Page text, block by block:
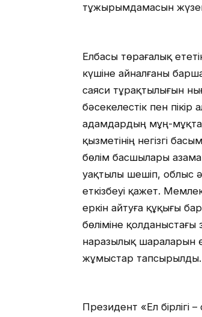
тұжырымдамасын
Елбасы төрағалық
күшіне айналғаны
саяси тұрақтылығын
бәсекелестік пен
адамдардың мұң-
қызметінің негізгі
бөлім басшылары
уақтылы шешіп, облыс
еткізбеуі қажет.
еркін айтуға құқығы
бөліміне қолданыстағы
наразылық шараларын
жұмыстар тапсырылды.
Президент «Ел бірлігі